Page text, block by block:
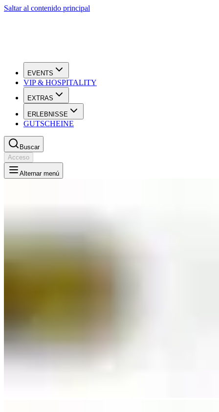
Saltar al contenido principal
EVENTS
VIP & HOSPITALITY
EXTRAS
ERLEBNISSE
GUTSCHEINE
Buscar
Acceso
Alternar menú